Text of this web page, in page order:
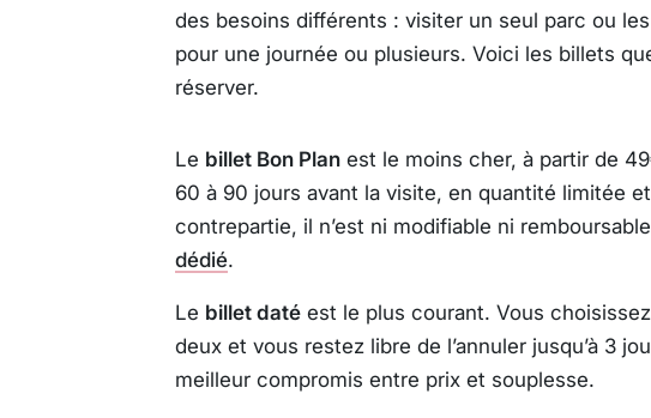
des besoins différents : visiter un seul parc ou
pour une journée ou plusieurs. Voici les billets
réserver.
Le billet Bon Planest le moins cher, à partir de
60 à 90 jours avant la visite, en quantité limitée
contrepartie, il n’est ni modifiable ni
dédié.
Le billet datéest le plus courant. Vous
deux et vous restez libre de l’annuler jusqu’à 3
meilleur compromis entre prix et souplesse.